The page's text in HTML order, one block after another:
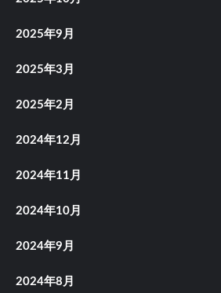
2025年9月
2025年3月
2025年2月
2024年12月
2024年11月
2024年10月
2024年9月
2024年8月